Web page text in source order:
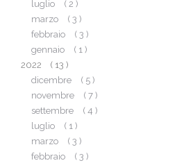
luglio
( 2 )
marzo
( 3 )
febbraio
( 3 )
gennaio
( 1 )
2022
( 13 )
dicembre
( 5 )
novembre
( 7 )
settembre
( 4 )
luglio
( 1 )
marzo
( 3 )
febbraio
( 3 )